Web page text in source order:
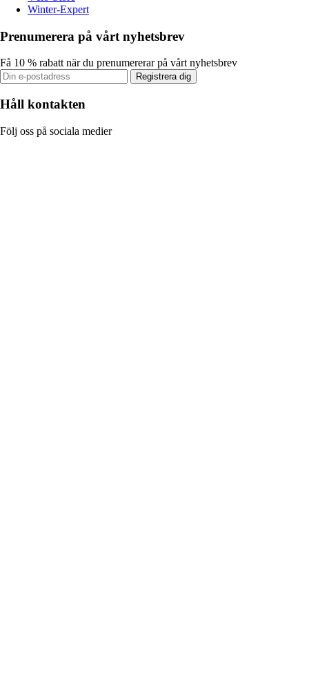
Winter-Expert
Prenumerera på vårt nyhetsbrev
Få 10 % rabatt när du prenumererar på vårt nyhetsbrev
Registrera dig
Håll kontakten
Följ oss på sociala medier